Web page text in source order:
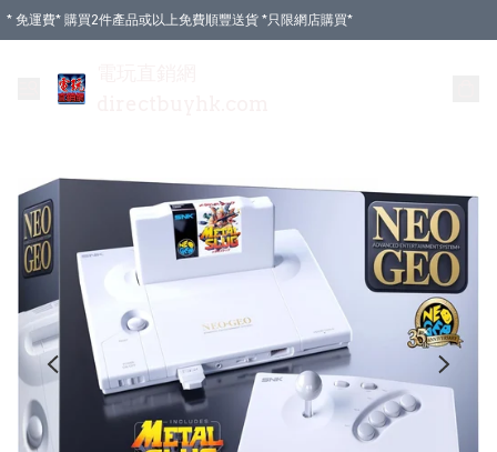
* 免運費* 購買2件產品或以上免費順豐送貨 *只限網店購買*